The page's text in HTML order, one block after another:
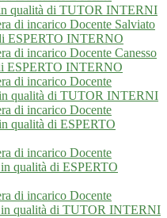
qualità di TUTOR INTERNI
di incarico Docente Salviato
ESPERTO INTERNO
di incarico Docente Canesso
ESPERTO INTERNO
di incarico Docente
qualità di TUTOR INTERNI
di incarico Docente
qualità di ESPERTO
di incarico Docente
qualità di ESPERTO
di incarico Docente
in qualità di TUTOR INTERNI